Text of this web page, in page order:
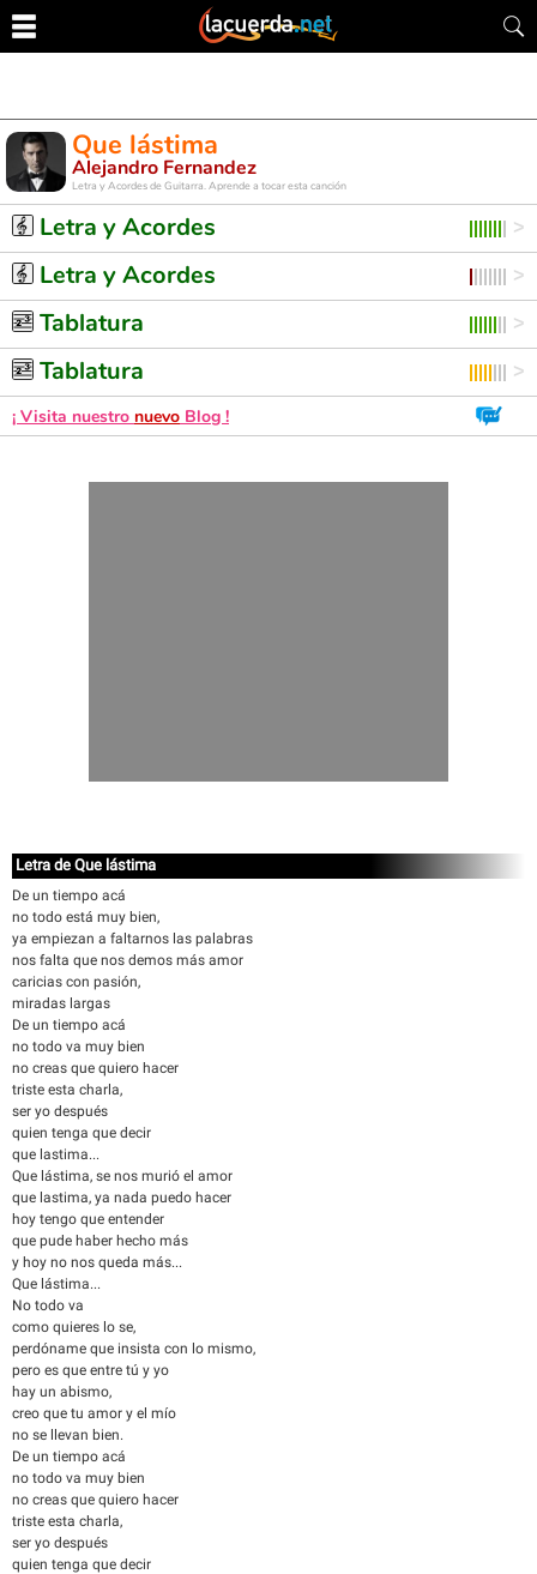
Que lástima
Alejandro Fernandez
Letra y Acordes de Guitarra. Aprende a tocar esta canción
Letra y Acordes
Letra y Acordes
Tablatura
Tablatura
¡ Visita nuestro nuevo Blog !
Letra de Que lástima
De un tiempo acá
no todo está muy bien,
ya empiezan a faltarnos las palabras
nos falta que nos demos más amor
caricias con pasión,
miradas largas
De un tiempo acá
no todo va muy bien
no creas que quiero hacer
triste esta charla,
ser yo después
quien tenga que decir
que lastima...
Que lástima, se nos murió el amor
que lastima, ya nada puedo hacer
hoy tengo que entender
que pude haber hecho más
y hoy no nos queda más...
Que lástima...
No todo va
como quieres lo se,
perdóname que insista con lo mismo,
pero es que entre tú y yo
hay un abismo,
creo que tu amor y el mío
no se llevan bien.
De un tiempo acá
no todo va muy bien
no creas que quiero hacer
triste esta charla,
ser yo después
quien tenga que decir